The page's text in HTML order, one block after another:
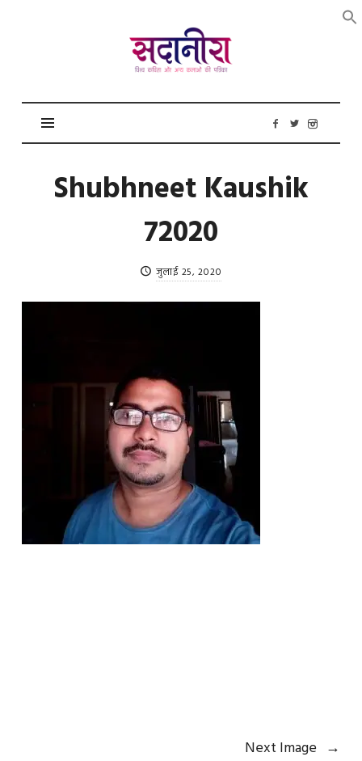
सदानीरा
Shubhneet Kaushik
72020
जुलाई 25, 2020
Next Image →